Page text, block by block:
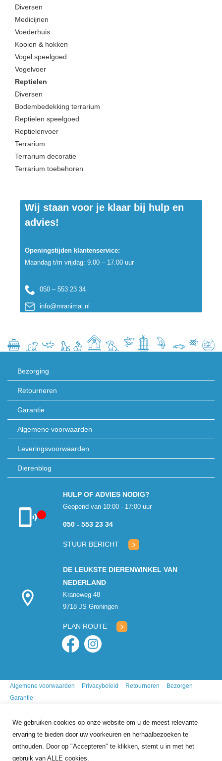
We gebruiken cookies op onze website om u de meest relevante
ervaring te bieden door uw voorkeuren en herhaalbezoeken te
onthouden. Door op "Accepteren" te klikken, stemt u in met het
gebruik van ALLE cookies.
Diversen
Medicijnen
Voederhuis
Kooien & hokken
Vogel speelgoed
Vogelvoer
Reptielen
Diversen
Bodembedekking terrarium
Reptielen speelgoed
Reptielenvoer
Terrarium
Terrarium decoratie
Terrarium toebehoren
Wij staan voor je klaar bij hulp en
advies!
Openingstijden klantenservice:
Maandag t/m vrijdag: 9.00 – 17.00 uur
050 – 553 23 34
info@mranimal.nl
Bezorging
Retourneren
Garantie
Algemene voorwaarden
Leveringsvoorwaarden
Dierenblog
Klantenservice
HULP OF ADVIES NODIG?
Geopend van 10:00 - 17:00 uur
050 - 553 23 34
STUUR BERICHT
DE LEUKSTE DIERENWINKEL VAN
NEDERLAND
Kraneweg 48
9718 JS Groningen
PLAN ROUTE
Algemene voorwaarden Privacybeleid Retourneren
Bezorgen
Garantie